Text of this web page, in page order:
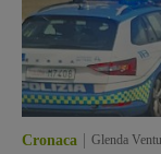
Cronaca Glenda